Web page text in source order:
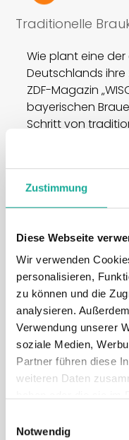
Zustimmung
Diese Webseite
Wir verwenden
personalisieren,
zu können und die
analysieren.
Verwendung unserer
soziale Medien,
Partner führen diese
weiteren Daten
Notwendig
Traditionelle
Wie plant eine
Deutschlands
ZDF-Magazin
bayerischen
Schritt von
Planung hin zu
machen. Mithilfe
Abfüllplan integriert.
Die KI-
Optiwiser
FMCG-Fokus
Auf den Mittelstand